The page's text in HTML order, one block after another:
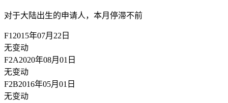
对于大陆出生的申请人， 本月停滞不前
F1 2015年07月22日
无变动
F2A2020年08月01日
无变动
F2B2016年05月01日
无变动